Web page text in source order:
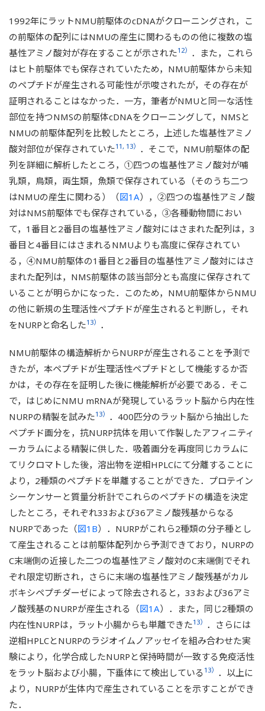
1992年にラットNMU前駆体のcDNAがクローニングされ，こ
の前駆体の配列にはNMUの産生に関わるものの他に複数の塩
基性アミノ酸対が存在することが示された12） ．また，これら
はヒト前駆体でも保存されていたため，NMU前駆体から未知
のペプチドが産生される可能性が示唆されたが，その存在が
証明されることはなかった．一方，筆者がNMUと同一な活性
部位を持つNMSの前駆体cDNAをクローニングして，NMSと
NMUの前駆体配列を比較したところ，上述した塩基性アミノ
酸対部位が保存されていた11, 13） ．そこで，NMU前駆体の配
列を詳細に解析したところ，①四つの塩基性アミノ酸対が哺
乳類，鳥類，両生類，魚類で保存されている（そのうち二つ
はNMUの産生に関わる）（図1A），②四つの塩基性アミノ酸
対はNMS前駆体でも保存されている，③各種動物間におい
て，1番目と2番目の塩基性アミノ酸対にはさまれた配列は，3
番目と4番目にはさまれるNMUよりも高度に保存されてい
る，④NMU前駆体の1番目と2番目の塩基性アミノ酸対にはさ
まれた配列は，NMS前駆体の該当部分とも高度に保存されて
いることが明らかになった．このため，NMU前駆体からNMU
の他に新規の生理活性ペプチドが産生されると判断し，それ
をNURPと命名した13） ．
NMU前駆体の構造解析からNURPが産生されることを予測で
きたが，本ペプチドが生理活性ペプチドとして機能するか否
かは，その存在を証明した後に機能解析が必要である．そこ
で，はじめにNMU mRNAが発現しているラット脳から内在性
NURPの精製を試みた13） ．400匹分のラット脳から抽出した
ペプチド画分を，抗NURP抗体を用いて作製したアフィニティ
ーカラムによる精製に供した．吸着画分を再度同じカラムに
てリクロマトした後，溶出物を逆相HPLCにて分離することに
より，2種類のペプチドを単離することができた．プロテイン
シーケンサーと質量分析計でこれらのペプチドの構造を決定
したところ，それぞれ33および36アミノ酸残基からなる
NURPであった（図1B）．NURPがこれら2種類の分子種とし
て産生されることは前駆体配列から予測できており，NURPの
C末端側の近接した二つの塩基性アミノ酸対のC末端側でそれ
ぞれ限定切断され，さらに末端の塩基性アミノ酸残基がカル
ボキシペプチダーゼによって除去されると，33および36アミ
ノ酸残基のNURPが産生される（図1A）．また，同じ2種類の
内在性NURPは，ラット小腸からも単離できた13） ．さらには
逆相HPLCとNURPのラジオイムノアッセイを組み合わせた実
験により，化学合成したNURPと保持時間が一致する免疫活性
をラット脳および小腸，下垂体にて検出している 13） ．以上に
より，NURPが生体内で産生されていることを示すことができ
た．